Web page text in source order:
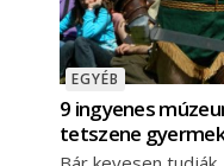
EGYÉB
9 ingyenes
tetszene